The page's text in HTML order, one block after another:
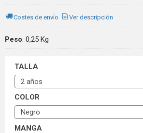
Costes de envío Ver descripción
Peso: 0,25 Kg
TALLA
COLOR
MANGA